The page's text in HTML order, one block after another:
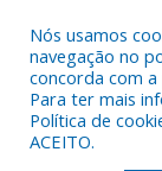
Todos os
Nós usamos
navegação no
concorda com
Para ter mais
Política de
ACEITO.